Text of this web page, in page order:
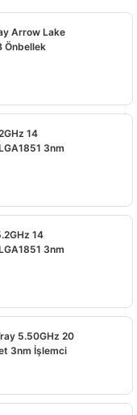
Arrow Lake
Önbellek
14
3nm
14
3nm
5.50GHz 20
3nm İşlemci